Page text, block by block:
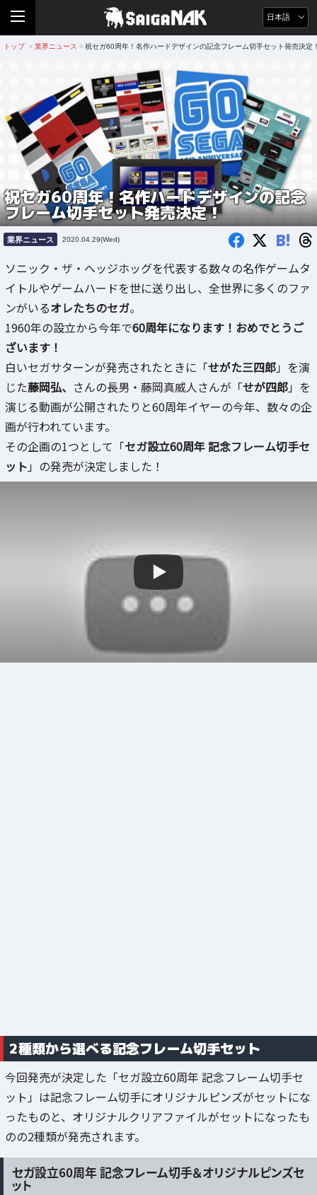
日本語
トップ > 業界ニュース > 祝セガ60周年！名作ハードデザインの記念フレーム切手セット発売決定
祝セガ60周年！名作ハードデザインの記念
フレーム切手セット発売決定！
業界ニュース 2020.04.29(Wed) B!
ソニック・ザ・ヘッジホッグを代表する数々の名作ゲームタ
イトルやゲームハードを世に送り出し、全世界に多くのファ
ンがいるオレたちのセガ。
1960年の設立から今年で60周年になります！おめでとうご
ざいます！
白いセガサターンが発売されたときに「せがた三四郎」を演
じた藤岡弘、 さんの長男・藤岡真威人さんが「せが四郎」を
演じる動画が公開されたりと60周年イヤーの今年、数々の企
画が行われています。
その企画の1つとして「セガ設立60周年 記念フレーム切手セ
ット 」の発売が決定しました！
2種類から選べる記念フレーム切手セット
今回発売が決定した「セガ設立60周年 記念フレーム切手セ
ット」は記念フレーム切手にオリジナルピンズがセットにな
ったものと、オリジナルクリアファイルがセットになったも
のの2種類が発売されます。
セガ設立60周年 記念フレーム切手＆オリジナルピンズセ
ット